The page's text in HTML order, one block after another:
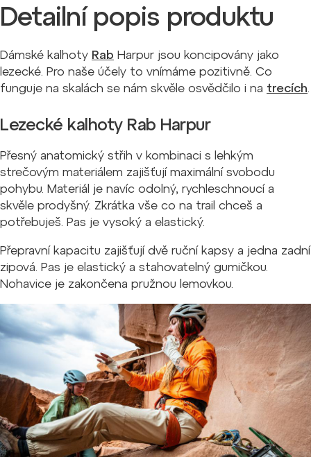
Detailní popis produktu
Dámské kalhoty Rab Harpur jsou koncipovány jako
lezecké. Pro naše účely to vnímáme pozitivně. Co
funguje na skalách se nám skvěle osvědčilo i na trecích.
Lezecké kalhoty Rab Harpur
Přesný anatomický střih v kombinaci s lehkým
strečovým materiálem zajišťují maximální svobodu
pohybu. Materiál je navíc odolný, rychleschnoucí a
skvěle prodyšný. Zkrátka vše co na trail chceš a
potřebuješ. Pas je vysoký a elastický.
Přepravní kapacitu zajišťují dvě ruční kapsy a jedna zadní
zipová. Pas je elastický a stahovatelný gumičkou.
Nohavice je zakončena pružnou lemovkou.